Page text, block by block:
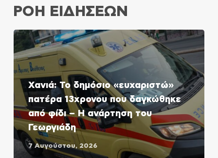
ΡΟΗ ΕΙΔΗΣΕΩΝ
Χανιά: Το δημόσιο «ευχαριστώ»
πατέρα 13χρονου που δαγκώθηκε
από φίδι – Η ανάρτηση του
Γεωργιάδη
7 Αυγούστου, 2026